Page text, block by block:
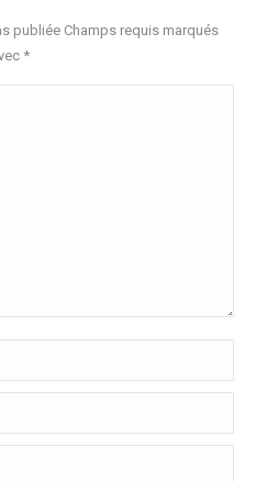
publiée Champs requis marqués
*